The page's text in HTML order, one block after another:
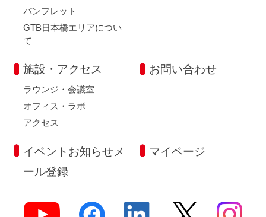
パンフレット
GTB日本橋エリアについ
て
施設・アクセス
ラウンジ・会議室
オフィス・ラボ
アクセス
お問い合わせ
イベントお知らせメ
ール登録
マイページ